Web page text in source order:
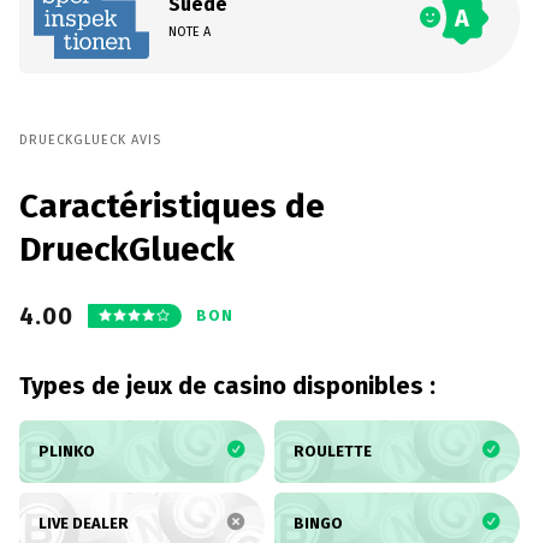
NOTE A A
DRUECKGLUECK AVIS
Caractéristiques de
DrueckGlueck
4.00 BON
Types de jeux de casino disponibles :
PLINKO ROULETTE
LIVE DEALER BINGO